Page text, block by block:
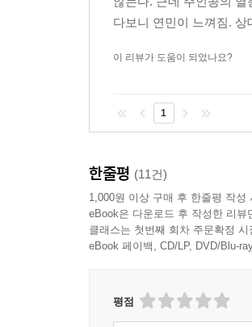
다보니 연민이 느껴짐.
이 리뷰가 도움이 되었나요?
1
한줄평 (11건)
1,000원 이상 구매 후 한줄평 작성
eBook은 다운로드 후 작성한 리
클래스는 첫번째 회차 주문확정
eBook 페이백, CD/LP, DVD/Blu-
평점